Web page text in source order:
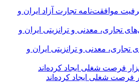
موافقت‌نامه تجارت آزاد ایران و
تجاری، معدنی و ترانزیتی ایران و